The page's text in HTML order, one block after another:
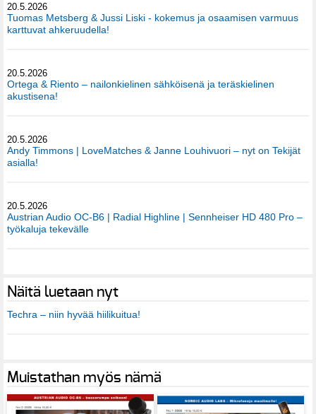
20.5.2026
Tuomas Metsberg & Jussi Liski - kokemus ja osaamisen varmuus
karttuvat ahkeruudella!
20.5.2026
Ortega & Riento – nailonkielinen sähköisenä ja teräskielinen
akustisena!
20.5.2026
Andy Timmons | LoveMatches & Janne Louhivuori – nyt on Tekijät
asialla!
20.5.2026
Austrian Audio OC-B6 | Radial Highline | Sennheiser HD 480 Pro –
työkaluja tekevälle
Näitä luetaan nyt
Techra – niin hyvää hiilikuitua!
Muistathan myös nämä